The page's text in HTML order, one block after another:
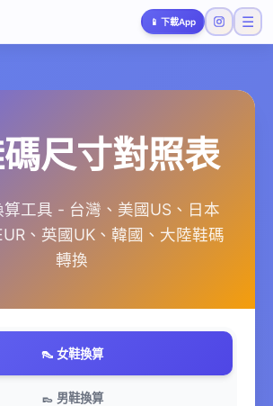
📱 下載App ☰
尺寸對照表
算工具 - 台灣、美國US、日本
、英國UK、韓國、大陸鞋碼
轉換
👠 女鞋換算
👞 男鞋換算